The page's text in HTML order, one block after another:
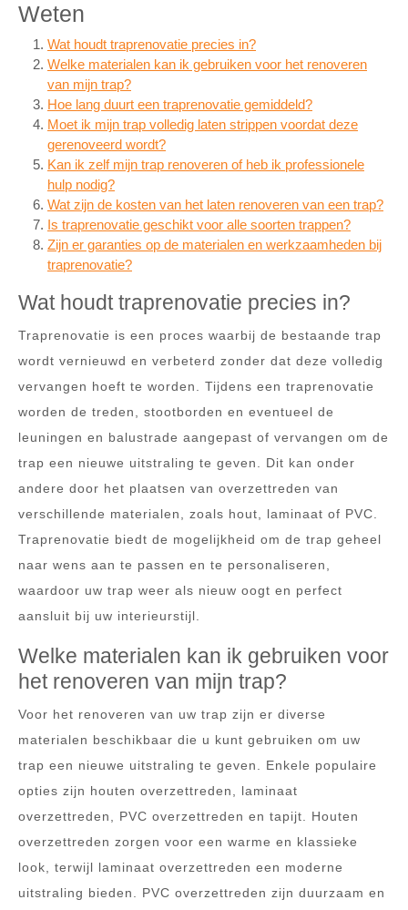
Weten
Wat houdt traprenovatie precies in?
Welke materialen kan ik gebruiken voor het renoveren
van mijn trap?
Hoe lang duurt een traprenovatie gemiddeld?
Moet ik mijn trap volledig laten strippen voordat deze
gerenoveerd wordt?
Kan ik zelf mijn trap renoveren of heb ik professionele
hulp nodig?
Wat zijn de kosten van het laten renoveren van een trap?
Is traprenovatie geschikt voor alle soorten trappen?
Zijn er garanties op de materialen en werkzaamheden bij
traprenovatie?
Wat houdt traprenovatie precies in?
Traprenovatie is een proces waarbij de bestaande trap
wordt vernieuwd en verbeterd zonder dat deze volledig
vervangen hoeft te worden. Tijdens een traprenovatie
worden de treden, stootborden en eventueel de
leuningen en balustrade aangepast of vervangen om de
trap een nieuwe uitstraling te geven. Dit kan onder
andere door het plaatsen van overzettreden van
verschillende materialen, zoals hout, laminaat of PVC.
Traprenovatie biedt de mogelijkheid om de trap geheel
naar wens aan te passen en te personaliseren,
waardoor uw trap weer als nieuw oogt en perfect
aansluit bij uw interieurstijl.
Welke materialen kan ik gebruiken voor
het renoveren van mijn trap?
Voor het renoveren van uw trap zijn er diverse
materialen beschikbaar die u kunt gebruiken om uw
trap een nieuwe uitstraling te geven. Enkele populaire
opties zijn houten overzettreden, laminaat
overzettreden, PVC overzettreden en tapijt. Houten
overzettreden zorgen voor een warme en klassieke
look, terwijl laminaat overzettreden een moderne
uitstraling bieden. PVC overzettreden zijn duurzaam en